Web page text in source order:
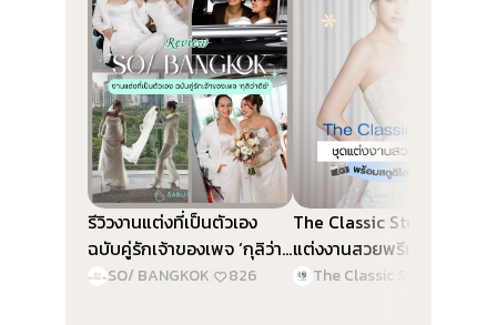
รีวิวงานแต่งที่เป็นตัวเอง
ฉบับคู่รักเจ้าของเพจ ‘กุลิว่า
ดีย์’ @SO/ BANGKOK
SO/ BANGKOK 826
The Classic Studio ชุด
แต่งงานสวยพรีเมียม พร้อม
สตูดิโอถ่ายภาพ